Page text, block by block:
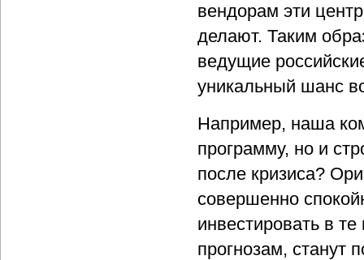
вендорам эти
делают. Таким
ведущие
уникальный шанс
Например, наша
программу, но и
после кризиса?
совершенно
инвестировать в
прогнозам, станут